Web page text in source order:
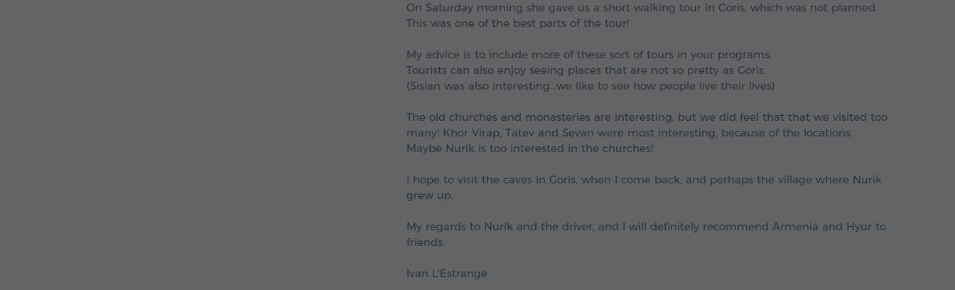
On Saturday morning she gave us a short walking tour in Goris, which was not planned.
This was one of the best parts of the tour!
My advice is to include more of these sort of tours in your programs.
Tourists can also enjoy seeing places that are not so pretty as Goris.
(Sisian was also interesting...we like to see how people live their lives)
The old churches and monasteries are interesting, but we did feel that that we visited too
many! Khor Virap, Tatev and Sevan were most interesting, because of the locations.
Maybe Nurik is too interested in the churches!
I hope to visit the caves in Goris, when I come back, and perhaps the village where Nurik
grew up.
My regards to Nurik and the driver, and I will definitely recommend Armenia and Hyur to
friends.
Ivan L'Estrange